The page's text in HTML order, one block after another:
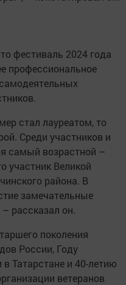
фестиваль 2024 года
профессиональное
стал лауреатом, то
Среди участников и
самый возрастной –
участник Великой
района. В
замечательные
рассказал он.
поколения
России, Году
Татарстане и 40-летию
ветеранов